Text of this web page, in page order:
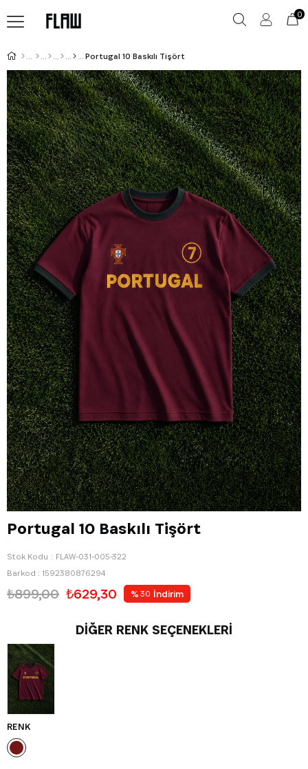
0
Portugal 10 Baskılı Tişört
Portugal 10 Baskılı Tişört
Stok Kodu
FLAW-031-005-322
Barkod : 1592380876294
₺899,00 ₺629,30 % 30 İndirim
DIĞER RENK SEÇENEKLERI
RENK